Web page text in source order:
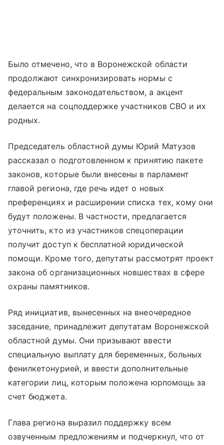
Было отмечено, что в Воронежской области
продолжают синхронизировать нормы с
федеральным законодательством, а акцент
делается на соцподдержке участников СВО и их
родных.
Председатель областной думы Юрий Матузов
рассказал о подготовленном к принятию пакете
законов, которые были внесены в парламент
главой региона, где речь идет о новых
преференциях и расширении списка тех, кому они
будут положены. В частности, предлагается
уточнить, кто из участников спецоперации
получит доступ к бесплатной юридической
помощи. Кроме того, депутаты рассмотрят проект
закона об организационных новшествах в сфере
охраны памятников.
Ряд инициатив, вынесенных на внеочередное
заседание, принадлежит депутатам Воронежской
областной думы. Они призывают ввести
специальную выплату для беременных, больных
фенилкетонурией, и ввести дополнительные
категории лиц, которым положена юрпомощь за
счет бюджета.
Глава региона выразил поддержку всем
озвученным предложениям и подчеркнул, что от